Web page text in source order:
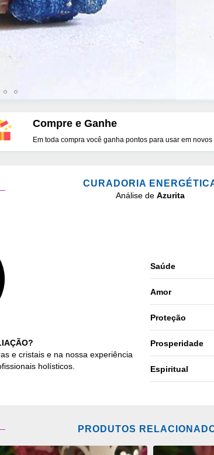
Compre e Ganhe
Em toda compra você ganha pontos para usar em
CURADORIA
Análise de Azurita
e cristais e na nossa experiência
holísticos.
Saúde
Amor
Proteção
Prosperidade
Espiritual
PRODUTOS